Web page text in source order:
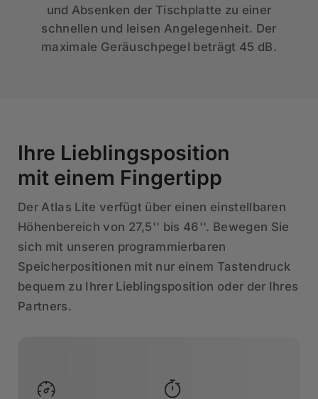
und Absenken der Tischplatte zu einer
schnellen und leisen Angelegenheit. Der
maximale Geräuschpegel beträgt 45 dB.
Ihre Lieblingsposition
mit einem Fingertipp
Der Atlas Lite verfügt über einen einstellbaren
Höhenbereich von 27,5'' bis 46''. Bewegen Sie
sich mit unseren programmierbaren
Speicherpositionen mit nur einem Tastendruck
bequem zu Ihrer Lieblingsposition oder der Ihres
Partners.